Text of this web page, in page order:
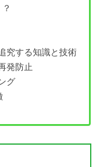
究する知識と技術
発防止
グ